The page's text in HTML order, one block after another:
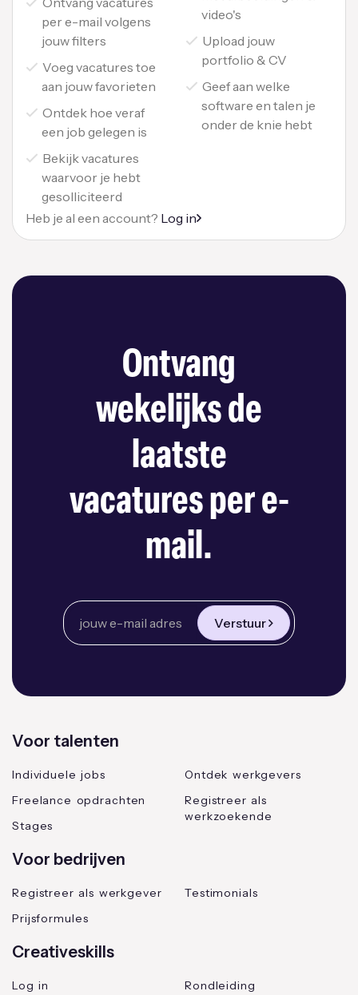
per e-mail volgens
jouw filters
Voeg vacatures toe
aan jouw favorieten
Ontdek hoe veraf
een job gelegen is
Bekijk vacatures
waarvoor je hebt
gesolliciteerd
video's
Upload jouw
portfolio & CV
Geef aan welke
software en talen je
onder de knie hebt
Heb je al een account? Log in
Ontvang
wekelijks de
laatste
vacatures per e-
mail.
Verstuur
Voor talenten
Individuele jobs
Freelance opdrachten
Stages
Ontdek werkgevers
Registreer als
werkzoekende
Voor bedrijven
Registreer als werkgever
Prijsformules
Testimonials
Creativeskills
Log in Rondleiding